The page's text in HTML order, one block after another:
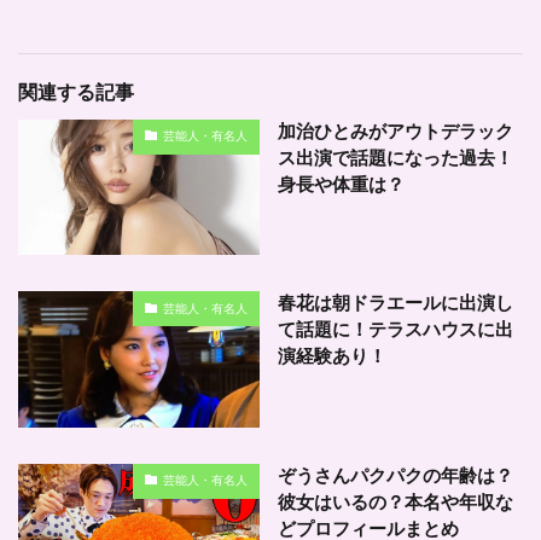
関連する記事
芸能人・有名人
加治ひとみがアウトデラック
ス出演で話題になった過去！
身長や体重は？
芸能人・有名人
春花は朝ドラエールに出演し
て話題に！テラスハウスに出
演経験あり！
芸能人・有名人
ぞうさんパクパクの年齢は？
彼女はいるの？本名や年収な
どプロフィールまとめ